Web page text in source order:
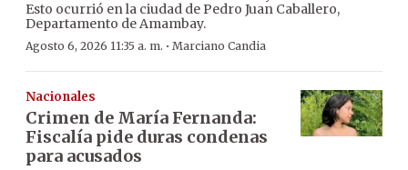
Esto ocurrió en la ciudad de Pedro Juan Caballero,
Departamento de Amambay.
Agosto 6, 2026 11:35 a. m. · Marciano Candia
Nacionales
Crimen de María Fernanda:
Fiscalía pide duras condenas
para acusados